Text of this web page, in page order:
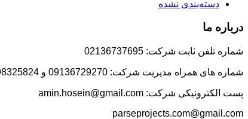
دسته‌بندی نشده
درباره ما
شماره تلفن ثابت شرکت: 02136737695
شماره های همراه مدیریت شرکت: 09136729270 و 09198325824
پست الکترونیکی شرکت: amin.hosein@gmail.com
parseprojects.com@gmail.com